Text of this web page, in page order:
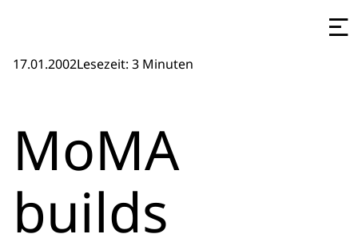
17.01.2002Lesezeit: 3 Minuten
MoMA
builds